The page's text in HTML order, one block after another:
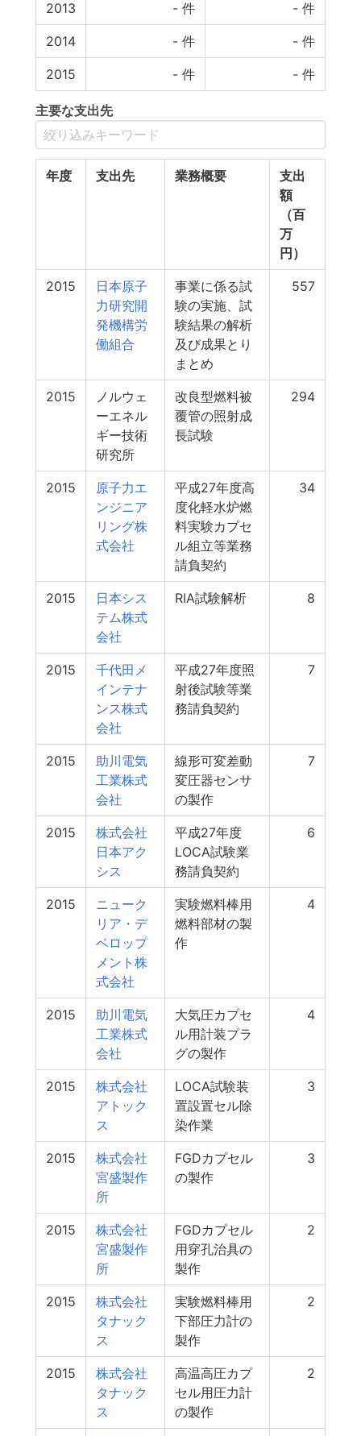
2013 - 件 - 件
2014 - 件 - 件
2015 - 件 - 件
主要な支出先
年度 支出先 業務概要
支出
額
（百
万
円）
2015
日本原子
力研究開
発機構労
働組合
事業に係る試
験の実施、試
験結果の解析
及び成果とり
まとめ
557
2015
ノルウェ
ーエネル
ギー技術
研究所
改良型燃料被
覆管の照射成
長試験
294
2015
原子力エ
ンジニア
リング株
式会社
平成27年度高
度化軽水炉燃
料実験カプセ
ル組立等業務
請負契約
34
2015
日本シス
テム株式
会社
RIA試験解析 8
2015
千代田メ
インテナ
ンス株式
会社
平成27年度照
射後試験等業
務請負契約
7
2015
助川電気
工業株式
会社
線形可変差動
変圧器センサ
の製作
7
2015
株式会社
日本アク
シス
平成27年度
LOCA試験業
務請負契約
6
2015
ニューク
リア・デ
ベロップ
メント株
式会社
実験燃料棒用
燃料部材の製
作
4
2015
助川電気
工業株式
会社
大気圧カプセ
ル用計装プラ
グの製作
4
2015
株式会社
アトック
ス
LOCA試験装
置設置セル除
染作業
3
2015
株式会社
宮盛製作
所
FGDカプセル
の製作
3
2015
株式会社
宮盛製作
所
FGDカプセル
用穿孔治具の
製作
2
2015
株式会社
タナック
ス
実験燃料棒用
下部圧力計の
製作
2
2015
株式会社
タナック
ス
高温高圧カプ
セル用圧力計
の製作
2